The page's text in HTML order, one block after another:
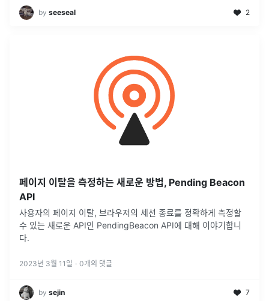
by seeseal 2
페이지 이탈을 측정하는 새로운 방법, Pending Beacon
API
사용자의 페이지 이탈, 브라우저의 세션 종료를 정확하게 측정할
수 있는 새로운 API인 PendingBeacon API에 대해 이야기합니
다.
2023년 3월 11일 · 0개의 댓글
by sejin 7